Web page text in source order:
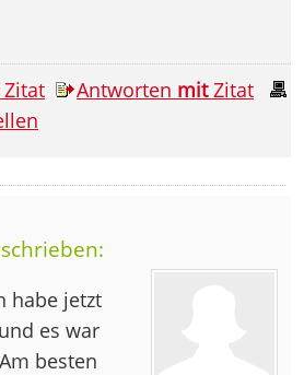
Zitat Antworten mitZitat
habe jetzt
es war
besten